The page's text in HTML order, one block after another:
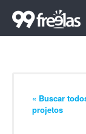
« Buscar
projetos